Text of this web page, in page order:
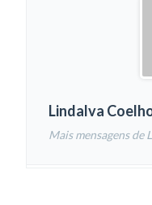
Lindalva
Mais mensagens de